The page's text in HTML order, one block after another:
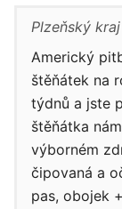
Plzeňský kraj
Americký
štěňátek na
týdnů a jste
štěňátka
výborném
čipovaná a
pas, obojek